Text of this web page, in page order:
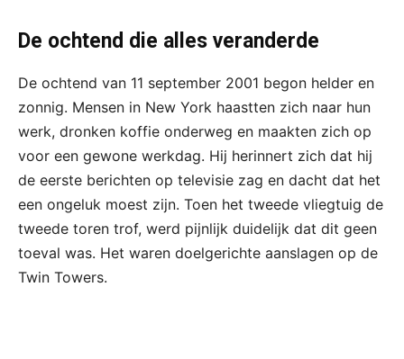
De ochtend die alles veranderde
De ochtend van 11 september 2001 begon helder en
zonnig. Mensen in New York haastten zich naar hun
werk, dronken koffie onderweg en maakten zich op
voor een gewone werkdag. Hij herinnert zich dat hij
de eerste berichten op televisie zag en dacht dat het
een ongeluk moest zijn. Toen het tweede vliegtuig de
tweede toren trof, werd pijnlijk duidelijk dat dit geen
toeval was. Het waren doelgerichte aanslagen op de
Twin Towers.